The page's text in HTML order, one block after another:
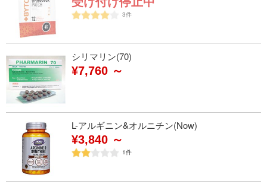
3件
シリマリン(70)
¥7,760 ～
L-アルギニン&オルニチン(Now)
¥3,840 ～
1件